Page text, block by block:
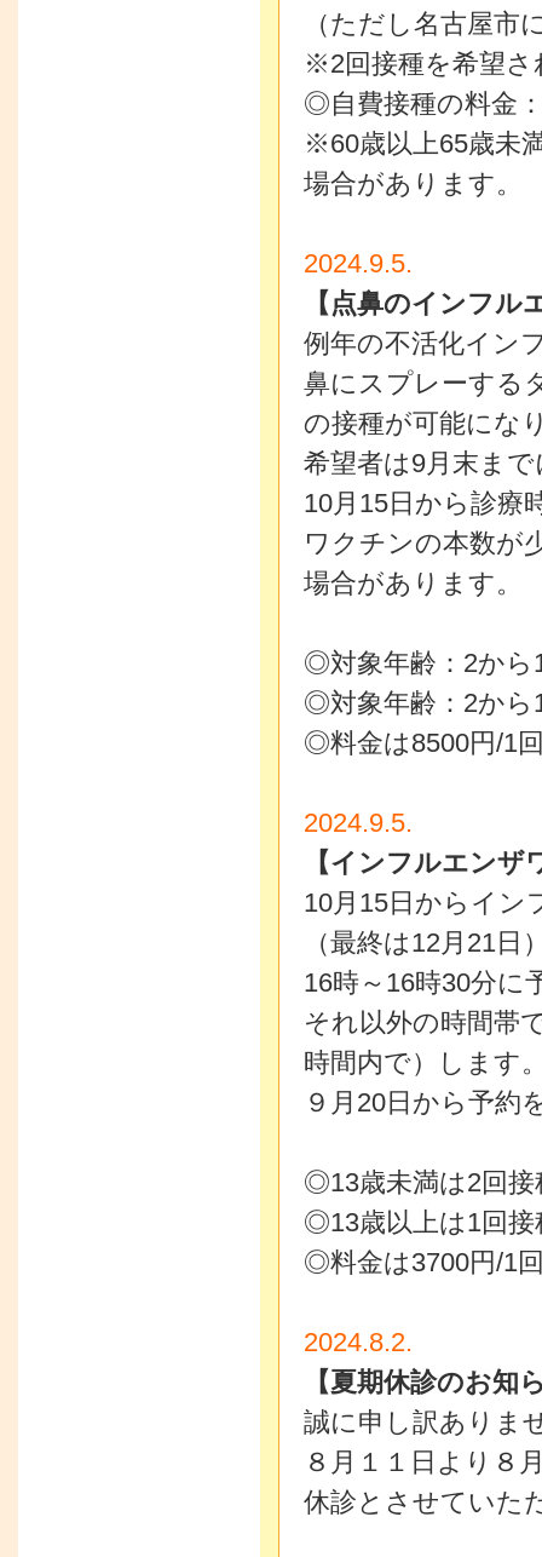
（ただし名古屋市
※2回接種を希望さ
◎自費接種の料金
※60歳以上65歳未
場合があります。
2024.9.5.
【点鼻のインフル
例年の不活化イン
鼻にスプレーする
の接種が可能にな
希望者は9月末ま
10月15日から診療
ワクチンの本数が
場合があります。
◎対象年齢：2から
◎対象年齢：2から
◎料金は8500円/1
2024.9.5.
【インフルエン
10月15日からイン
（最終は12月21日
16時～16時30分に
それ以外の時間帯
時間内で）します
９月20日から予約
◎13歳未満は2回接
◎13歳以上は1回接
◎料金は3700円/1
2024.8.2.
【夏期休診のお知
誠に申し訳ありま
８月１１日より８
休診とさせていた